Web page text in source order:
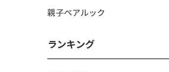
親子ペアルック
ランキング